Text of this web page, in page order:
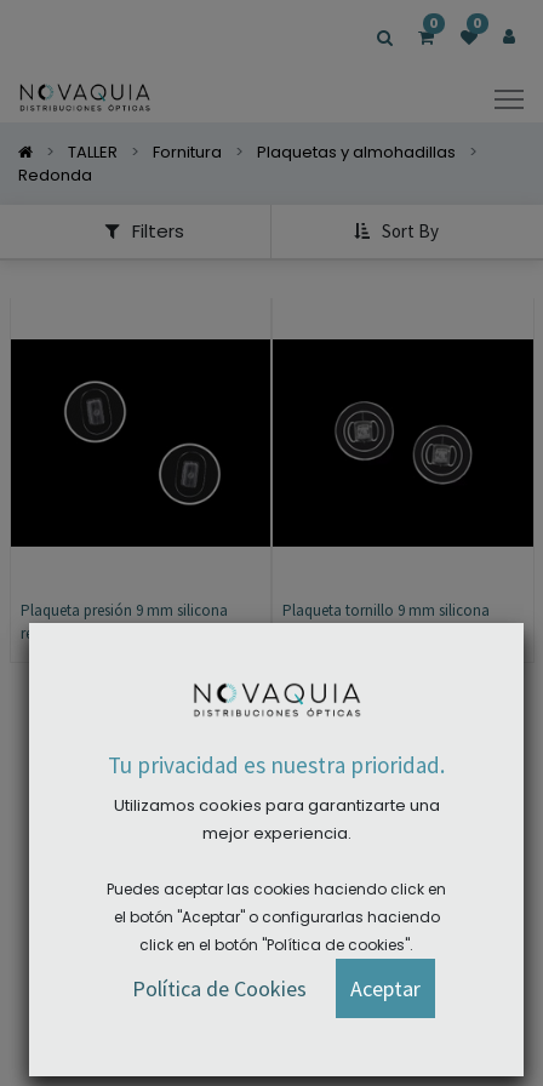
0 0
TALLER Fornitura
Plaquetas y almohadillas
Redonda
Filters Sort By
Mostrar
Plaqueta presión 9 mm silicona
redonda 25 ud
Plaqueta tornillo 9 mm silicona
Tu privacidad es nuestra prioridad.
Utilizamos cookies para garantizarte una
mejor experiencia.
Puedes aceptar las cookies haciendo click en
el botón "Aceptar" o configurarlas haciendo
click en el botón "Política de cookies".
Política de Cookies Aceptar